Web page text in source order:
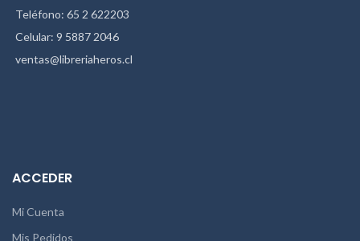
Teléfono: 65 2 622203
Celular: 9 5887 2046
ventas@libreriaheros.cl
ACCEDER
Mi Cuenta
Mis Pedidos